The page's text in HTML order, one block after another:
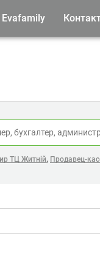
Evafamily
ТЦ Житній, Продавец-